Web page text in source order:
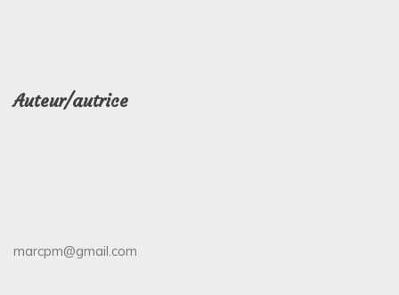
Auteur/autrice
marcpm@gmail.com